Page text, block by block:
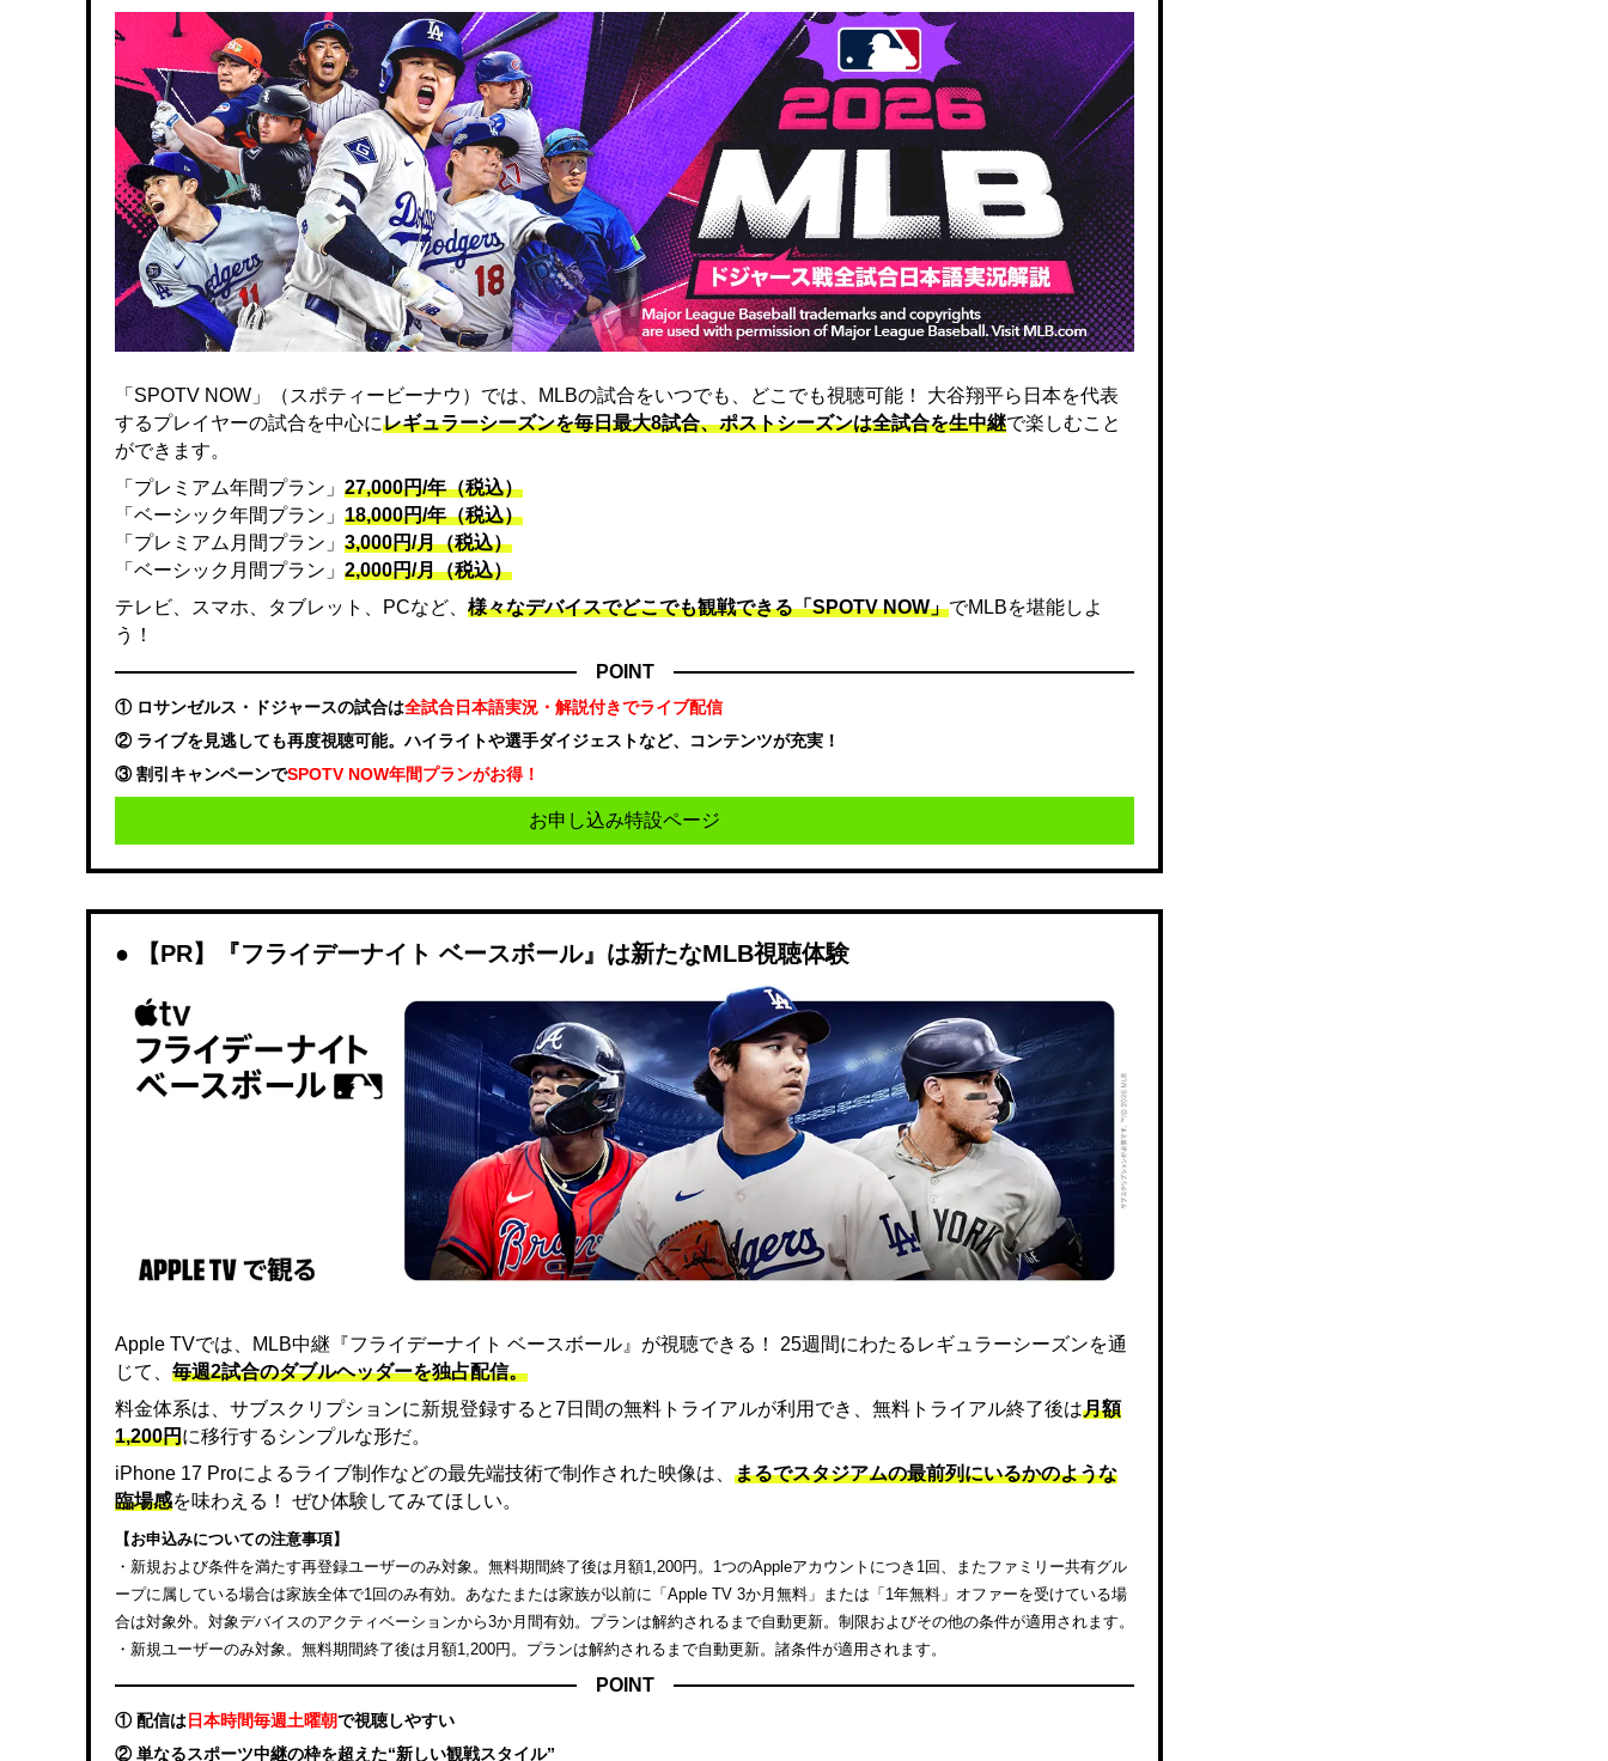
「SPOTV NOW」（スポティービーナウ）では、MLBの試合をいつでも、どこでも視聴可能！ 大谷翔平ら日本を代表
するプレイヤーの試合を中心にレギュラーシーズンを毎日最大8試合、ポストシーズンは全試合を生中継で楽しむこと
ができます。
「プレミアム年間プラン」 27,000円/年（税込）
「ベーシック年間プラン」 18,000円/年（税込）
「プレミアム月間プラン」 3,000円/月（税込）
「ベーシック月間プラン」 2,000円/月（税込）
テレビ、スマホ、タブレット、PCなど、 様々なデバイスでどこでも観戦できる「SPOTV NOW」でMLBを堪能しよ
う！
POINT
① ロサンゼルス・ドジャースの試合は全試合日本語実況・解説付きでライブ配信
② ライブを見逃しても再度視聴可能。ハイライトや選手ダイジェストなど、コンテンツが充実！
③ 割引キャンペーンでSPOTV NOW年間プランがお得！
お申し込み特設ページ
【PR】『フライデーナイト ベースボール』は新たなMLB視聴体験
Apple TVでは、MLB中継『フライデーナイト ベースボール』が視聴できる！ 25週間にわたるレギュラーシーズンを通
じて、 毎週2試合のダブルヘッダーを独占配信。
料金体系は、サブスクリプションに新規登録すると7日間の無料トライアルが利用でき、無料トライアル終了後は月額
1,200円に移行するシンプルな形だ。
iPhone 17 Proによるライブ制作などの最先端技術で制作された映像は、 まるでスタジアムの最前列にいるかのような
臨場感を味わえる！ ぜひ体験してみてほしい。
【お申込みについての注意事項】
・新規および条件を満たす再登録ユーザーのみ対象。無料期間終了後は月額1,200円。1つのAppleアカウントにつき1回、またファミリー共有グル
ープに属している場合は家族全体で1回のみ有効。あなたまたは家族が以前に「Apple TV 3か月無料」または「1年無料」オファーを受けている場
合は対象外。対象デバイスのアクティベーションから3か月間有効。プランは解約されるまで自動更新。制限およびその他の条件が適用されます。
・新規ユーザーのみ対象。無料期間終了後は月額1,200円。プランは解約されるまで自動更新。諸条件が適用されます。
POINT
① 配信は日本時間毎週土曜朝で視聴しやすい
② 単なるスポーツ中継の枠を超えた“新しい観戦スタイル”